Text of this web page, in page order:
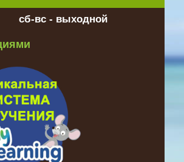
сб-вс - выходной